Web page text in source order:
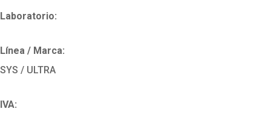
Laboratorio:
Línea / Marca:
SYS / ULTRA
IVA: